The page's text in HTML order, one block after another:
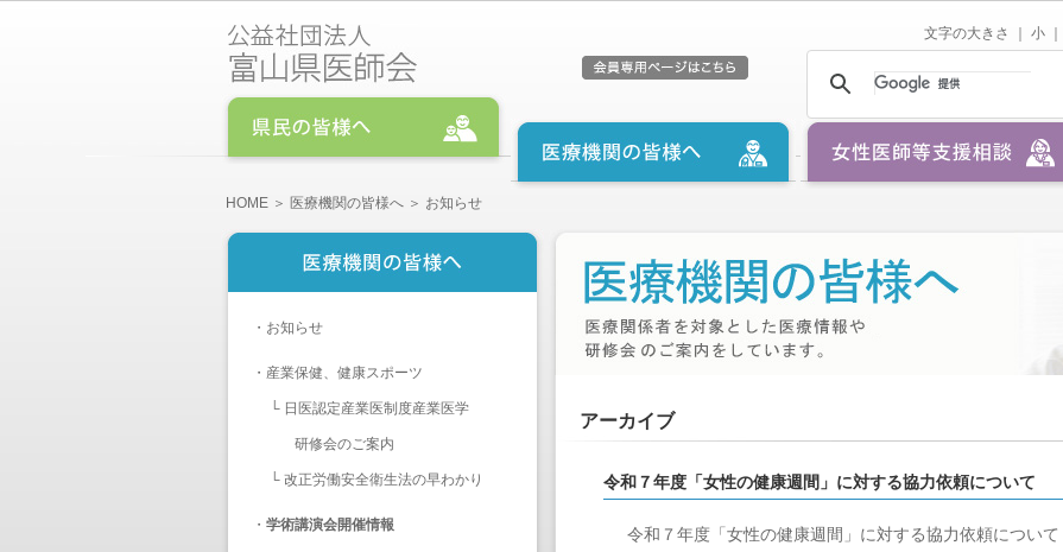
文字の大きさ ｜ 小
HOME ＞ 医療機関の皆様へ ＞ お知らせ
・ お知らせ
・ 産業保健、健康スポーツ
└ 日医認定産業医制度産業医学
研修会のご案内
└ 改正労働安全衛生法の早わかり
・ 学術講演会開催情報
アーカイブ
令和７年度「女性の健康週間」に対する協力依頼について
令和７年度「女性の健康週間」に対する協力依頼について